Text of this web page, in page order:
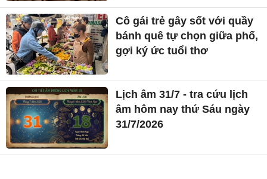
Cô gái trẻ gây sốt với quầy
bánh quê tự chọn giữa phố,
gợi ký ức tuổi thơ
Lịch âm 31/7 - tra cứu lịch
âm hôm nay thứ Sáu ngày
31/7/2026